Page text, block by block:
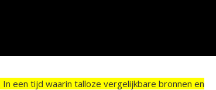
een tijd waarin talloze vergelijkbare bronnen en